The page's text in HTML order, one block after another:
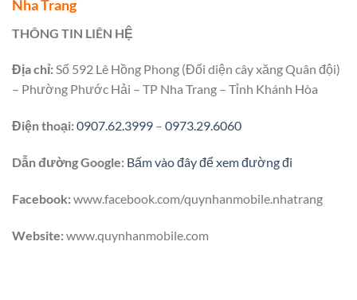
Nha Trang
THÔNG TIN LIÊN HỆ
Địa chỉ:Số 592 Lê Hồng Phong (Đối diện cây xăng Quân đội)
– Phường Phước Hải – TP Nha Trang – Tỉnh Khánh Hòa
Điện thoại:0907.62.3999 – 0973.29.6060
Dẫn đường Google: Bấm vào đây để xem đường đi
Facebook:www.facebook.com/quynhanmobile.nhatrang
Website:www.quynhanmobile.com